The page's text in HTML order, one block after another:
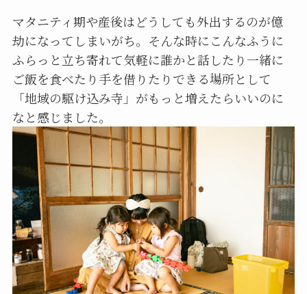
マタニティ期や産後はどうしても外出するのが億
劫になってしまいがち。そんな時にこんなふうに
ふらっと立ち寄れて気軽に誰かと話したり一緒に
ご飯を食べたり手を借りたりできる場所として
「地域の駆け込み寺」がもっと増えたらいいのに
なと感じました。